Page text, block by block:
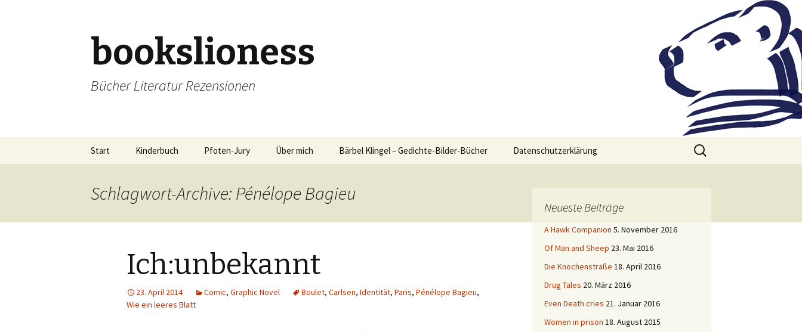
bookslioness
Bücher Literatur Rezensionen
Start Kinderbuch Pfoten-Jury Über mich Bärbel Klingel – Gedichte-Bilder-Bücher Datenschutzerklärung
Suchen
nach:
Schlagwort-Archive: Pénélope Bagieu
Ich:unbekannt
23. April 2014 Comic, Graphic Novel Boulet, Carlsen, Identität, Paris, Pénélope Bagieu,
Wie ein leeres Blatt
Neueste Beiträge
A Hawk Companion 5. November 2016
Of Man and Sheep 23. Mai 2016
Die Knochenstraße 18. April 2016
Drug Tales 20. März 2016
Even Death cries 21. Januar 2016
Women in prison 18. August 2015